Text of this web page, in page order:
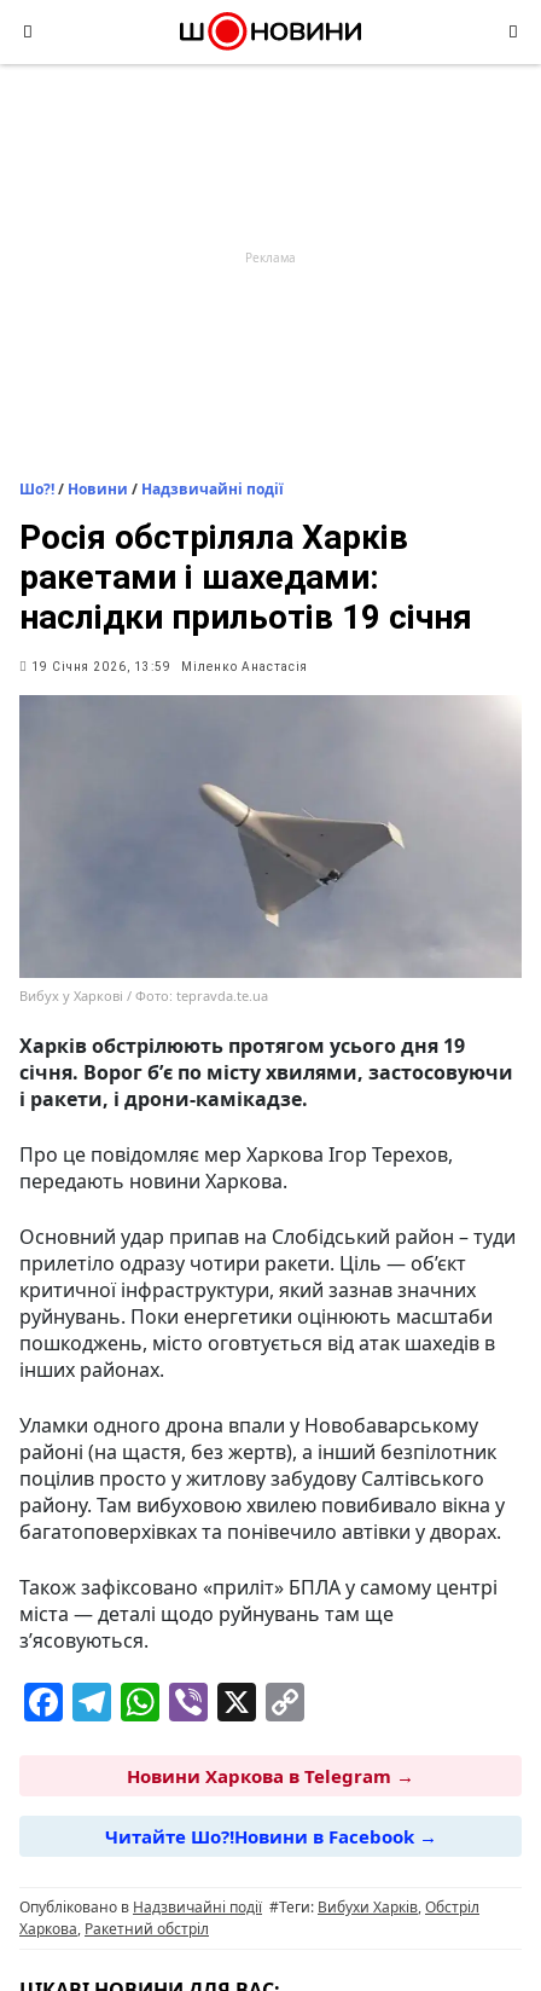
content
Шо?!/ Новини / Надзвичайні події
Росія обстріляла Харків
ракетами і шахедами:
наслідки прильотів 19 січня
19 Січня 2026, 13:59 Міленко Анастасія
Вибух у Харкові / Фото: tepravda.te.ua
Харків обстрілюють протягом усього дня 19
січня. Ворог бʼє по місту хвилями, застосовуючи
і ракети, і дрони-камікадзе.
Про це повідомляє мер Харкова Ігор Терехов,
передають новини Харкова.
Основний удар припав на Слобідський район – туди
прилетіло одразу чотири ракети. Ціль — об’єкт
критичної інфраструктури, який зазнав значних
руйнувань. Поки енергетики оцінюють масштаби
пошкоджень, місто оговтується від атак шахедів в
інших районах.
Уламки одного дрона впали у Новобаварському
районі (на щастя, без жертв), а інший безпілотник
поцілив просто у житлову забудову Салтівського
району. Там вибуховою хвилею повибивало вікна у
багатоповерхівках та понівечило автівки у дворах.
Також зафіксовано «приліт» БПЛА у самому центрі
міста — деталі щодо руйнувань там ще
з’ясовуються.
F
e
b
o
o
k
T
e
g
ra
m
W
at
s
A
p
p
Vi
er
X
p
y
Li
n
Новини Харкова в Telegram →
Читайте Шо?!Новини в Facebook →
Опубліковано в Надзвичайні події #Теги: Вибухи Харків,Обстріл
Харкова, Ракетний обстріл